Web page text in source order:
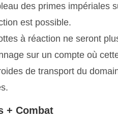
des primes impériales
est possible.
à réaction ne seront
sur un compte où
de transport du
+ Combat